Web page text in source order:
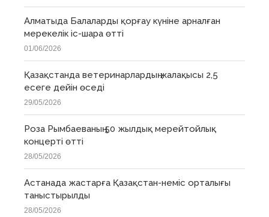
Алматыда Балаларды қорғау күніне арналған
мерекелік іс-шара өтті
01/06/2026
Қазақстанда ветеринарлардың жалақысы 2,5
есеге дейін өседі
29/05/2026
Роза Рымбаеваның 50 жылдық мерейтойлық
концерті өтті
28/05/2026
Астанада жастарға Қазақстан-неміс орталығы
таныстырылды
28/05/2026